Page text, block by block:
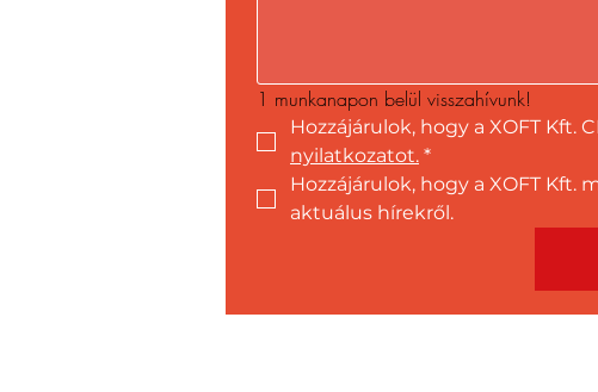
1 munkanapon belül visszahívunk!
Hozzájárulok, hogy a XOFT Kft.
nyilatkozatot. *
Hozzájárulok, hogy a XOFT
aktuálus hírekről.